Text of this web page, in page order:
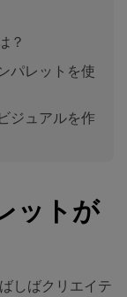
？
パレットを使
ジュアルを作
ットが
しばクリエイテ